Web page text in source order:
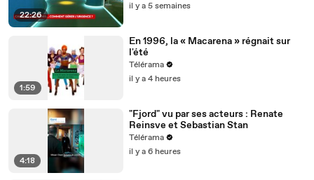
22:26
il y a 5 semaines
1:59
En 1996, la « Macarena » régnait sur
l'été
Télérama
il y a 4 heures
4:18
"Fjord" vu par ses acteurs : Renate
Reinsve et Sebastian Stan
Télérama
il y a 6 heures